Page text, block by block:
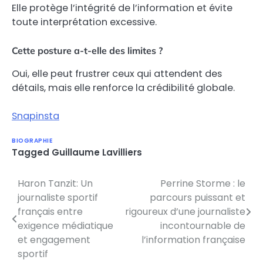
Elle protège l’intégrité de l’information et évite
toute interprétation excessive.
Cette posture a-t-elle des limites ?
Oui, elle peut frustrer ceux qui attendent des
détails, mais elle renforce la crédibilité globale.
Snapinsta
BIOGRAPHIE
Tagged Guillaume Lavilliers
Post
navigation
Haron Tanzit: Un
journaliste sportif
français entre
exigence médiatique
et engagement
sportif
Perrine Storme : le
parcours puissant et
rigoureux d’une journaliste
incontournable de
l’information française